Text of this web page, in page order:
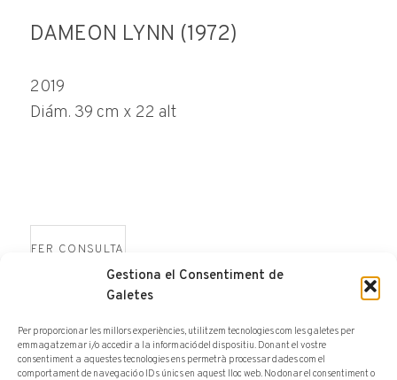
Gestiona el Consentiment de
Galetes
Per proporcionar les millors experiències, utilitzem tecnologies com les galetes per
emmagatzemar i/o accedir a la informació del dispositiu. Donant el vostre
consentiment a aquestes tecnologies ens permetrà processar dades com el
comportament de navegació o IDs únics en aquest lloc web. No donar el consentiment o
DAMEON LYNN (1972)
2019
Diám. 39 cm x 22 alt
FER CONSULTA